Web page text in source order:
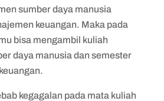
sumber daya manusia
keuangan. Maka pada
bisa mengambil kuliah
daya manusia dan semester
kegagalan pada mata kuliah